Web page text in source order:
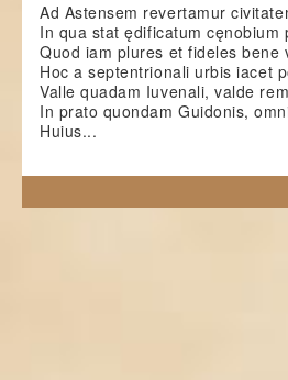
Ad Astensem revertamur
In qua stat ędificatum cęnobium
Quod iam plures et fideles bene
Hoc a septentrionali urbis iacet
Valle quadam Iuvenali, valde
In prato quondam Guidonis,
Huius...